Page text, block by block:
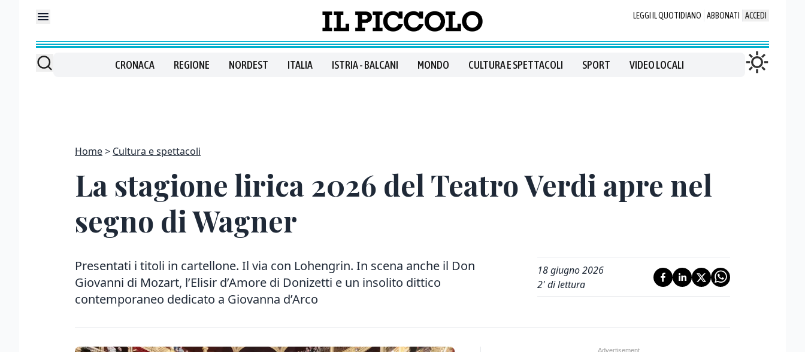
LEGGI IL QUOTIDIANO ABBONATI ACCEDI
CRONACA REGIONE NORDEST ITALIA ISTRIA - BALCANI MONDO CULTURA E SPETTACOLI SPORT VIDEO LOCALI
Home Cultura e spettacoli
La stagione lirica 2026 del Teatro Verdi apre nel
segno di Wagner
Presentati i titoli in cartellone. Il via con Lohengrin. In scena anche il Don
Giovanni di Mozart, l’Elisir d’Amore di Donizetti e un insolito dittico
contemporaneo dedicato a Giovanna d’Arco
18 giugno 2026
2' di lettura